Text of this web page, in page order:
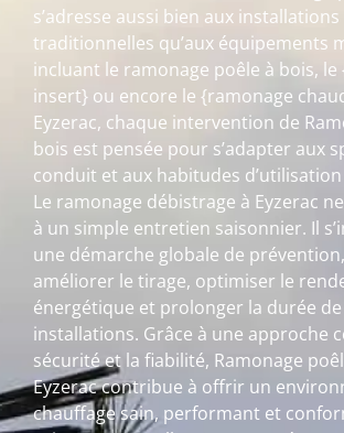
s’adresse aussi bien aux installations
traditionnelles qu’aux équipements
incluant le ramonage poêle à bois,
insert} ou encore le {ramonage
Eyzerac, chaque intervention de
bois est pensée pour s’adapter aux
conduit et aux habitudes
Le ramonage débistrage à Eyzerac
à un simple entretien saisonnier. Il
une démarche globale de
améliorer le tirage, optimiser le
énergétique et prolonger la durée de
installations. Grâce à une approche
sécurité et la fiabilité, Ramonage
Eyzerac contribue à offrir un
chauffage sain, performant et